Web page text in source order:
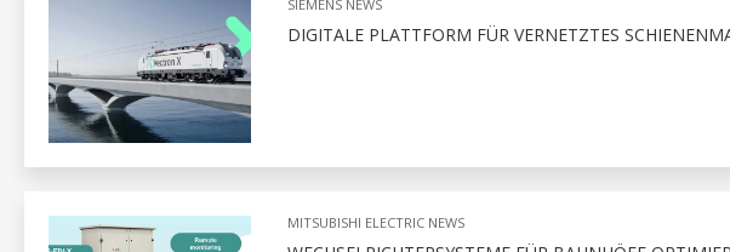
SIEMENS NEWS
DIGITALE PLATTFORM FÜR VERNETZTES
MITSUBISHI ELECTRIC NEWS